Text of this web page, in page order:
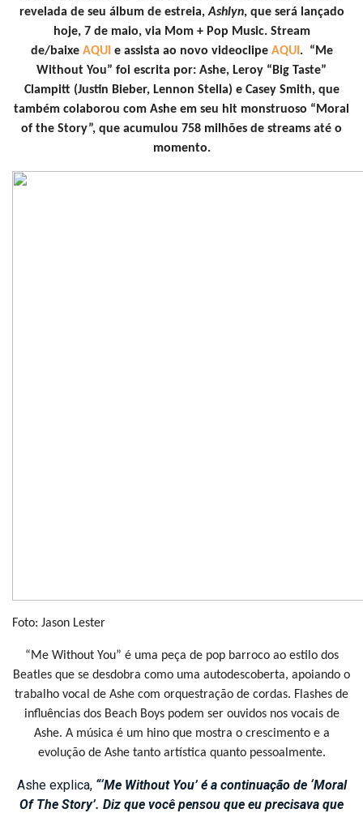
revelada de seu álbum de estreia,Ashlyn, que será lançado
hoje, 7 de maio, via Mom + Pop Music. Stream
de/baixe AQUI e assista ao novo videoclipe AQUI . “Me
Without You” foi escrita por: Ashe, Leroy “Big Taste”
Clampitt (Justin Bieber, Lennon Stella) e Casey Smith, que
também colaborou com Ashe em seu hit monstruoso “Moral
of the Story”, que acumulou 758 milhões de streams até o
momento.
Foto: Jason Lester
“Me Without You” é uma peça de pop barroco ao estilo dos
Beatles que se desdobra como uma autodescoberta, apoiando o
trabalho vocal de Ashe com orquestração de cordas. Flashes de
influências dos Beach Boys podem ser ouvidos nos vocais de
Ashe. A música é um hino que mostra o crescimento e a
evolução de Ashe tanto artística quanto pessoalmente.
Ashe explica, “‘Me Without You’ é a continuação de ‘Moral
Of The Story’. Diz que você pensou que eu precisava que